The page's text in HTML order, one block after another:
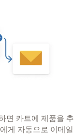
면 카트에 제품을 추
게 자동으로 이메일